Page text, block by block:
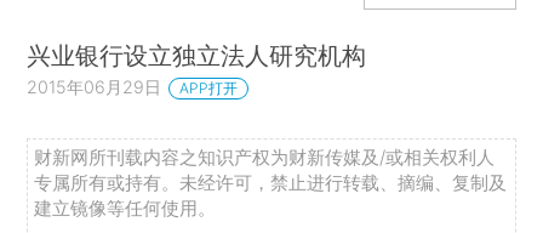
兴业银行设立独立法人研究机构
2015年06月29日 APP打开
财新网所刊载内容之知识产权为财新传媒及/或相关权利人
专属所有或持有。未经许可，禁止进行转载、摘编、复制及
建立镜像等任何使用。